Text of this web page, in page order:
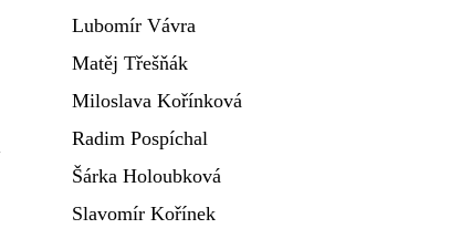
Lubomír Vávra
Matěj Třešňák
Miloslava Kořínková
Radim Pospíchal
Šárka Holoubková
Slavomír Kořínek